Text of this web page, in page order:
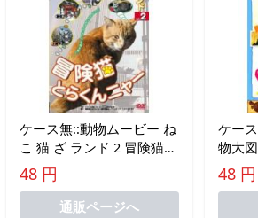
ケース無::動物ムービー ね
こ 猫 ざ ランド 2 冒険猫
とらくんニャー レンタル
落ち 中古 DVD
48 円
通販ページへ
ケー
物大
きょ
ーな
カピ
48 円